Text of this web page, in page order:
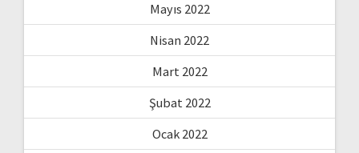
Mayıs 2022
Nisan 2022
Mart 2022
Şubat 2022
Ocak 2022